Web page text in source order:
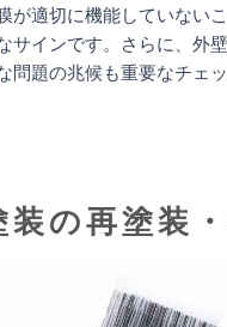
が適切に機能していない
サインです。さらに、外
問題の兆候も重要なチェ
装の再塗装